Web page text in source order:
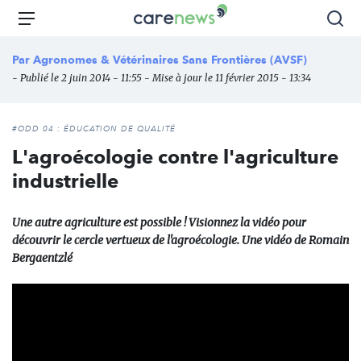
Aller
principal
Carenews,
média
des
l'engagement
Menu
Par Agronomes & Vétérinaires Sans Frontières (AVSF)
- Publié le 2 juin 2014 - 11:55 - Mise à jour le 11 février 2015 - 13:34
#ODD 04 : ÉDUCATION DE QUALITÉ
L'agroécologie contre l'agriculture
industrielle
Une autre agriculture est possible ! Visionnez la vidéo pour
découvrir le cercle vertueux de l'agroécologie. Une vidéo de Romain
Bergaentzlé